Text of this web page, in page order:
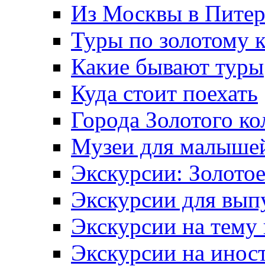
Из Москвы в Питер
Туры по золотому
Какие бывают туры
Куда стоит поехать
Города Золотого
Музеи для
Экскурсии:
Экскурсии для
Экскурсии на тему
Экскурсии на